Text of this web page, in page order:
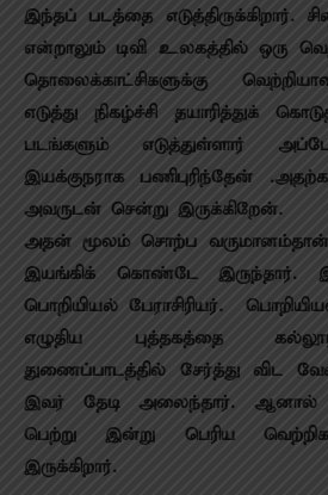
இந்தப் படத்தை எடுத்திருக்கிறார்.
என்றாலும் டிவி உலகத்தில் ஒரு
தொலைக்காட்சிகளுக்கு
எடுத்து நிகழ்ச்சி தயாரித்துக்
படங்களும் எடுத்துள்ளார்
இயக்குநராக பணிபுரிந்தேன்
அவருடன் சென்று இருக்கிறேன்.
அதன் மூலம் சொற்ப வருமானம்தான்
இயங்கிக் கொண்டே இருந்தார்.
பொறியியல் பேராசிரியர்.
எழுதிய புத்தகத்தை
துணைப்பாடத்தில் சேர்த்து விட
இவர் தேடி அலைந்தார். ஆனால்
பெற்று இன்று பெரிய
இருக்கிறார்.